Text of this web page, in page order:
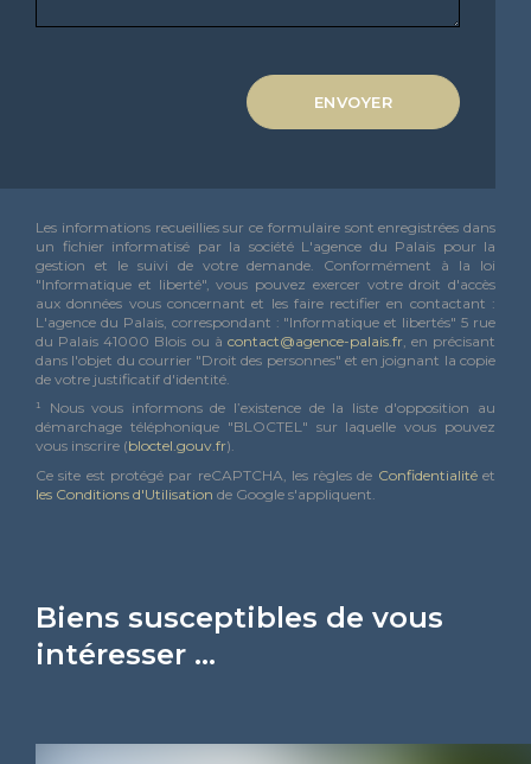
ENVOYER
Les informations recueillies sur ce formulaire sont enregistrées dans
un fichier informatisé par la société L'agence du Palais pour la
gestion et le suivi de votre demande. Conformément à la loi
"Informatique et liberté", vous pouvez exercer votre droit d'accès
aux données vous concernant et les faire rectifier en contactant :
L'agence du Palais, correspondant : "Informatique et libertés" 5 rue
du Palais 41000 Blois ou à contact@agence-palais.fr, en précisant
dans l'objet du courrier "Droit des personnes" et en joignant la copie
de votre justificatif d'identité.
¹ Nous vous informons de l’existence de la liste d'opposition au
démarchage téléphonique "BLOCTEL" sur laquelle vous pouvez
vous inscrire (bloctel.gouv.fr).
Ce site est protégé par reCAPTCHA, les règles de Confidentialitéet
les Conditions d'Utilisation de Google s'appliquent.
Biens susceptibles de vous
intéresser ...